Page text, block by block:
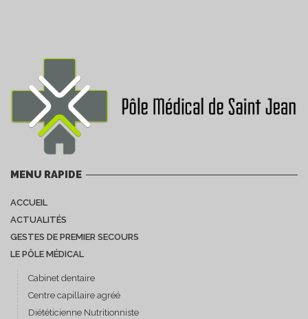
MENU RAPIDE
ACCUEIL
ACTUALITÉS
GESTES DE PREMIER SECOURS
LE PÔLE MÉDICAL
Cabinet dentaire
Centre capillaire agréé
Diététicienne Nutritionniste